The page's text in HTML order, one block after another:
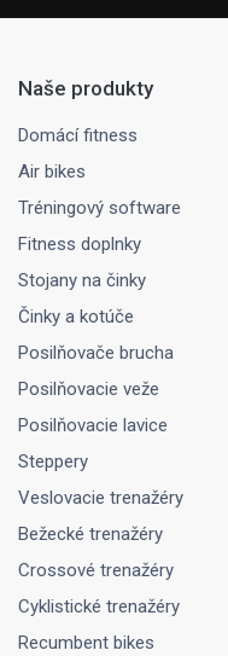
Naše produkty
Domácí fitness
Air bikes
Tréningový software
Fitness doplnky
Stojany na činky
Činky a kotúče
Posilňovače brucha
Posilňovacie veže
Posilňovacie lavice
Steppery
Veslovacie trenažéry
Bežecké trenažéry
Crossové trenažéry
Cyklistické trenažéry
Recumbent bikes